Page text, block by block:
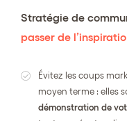
Stratégie de
passer de
Évitez les coups
moyen terme : elles
démonstration de